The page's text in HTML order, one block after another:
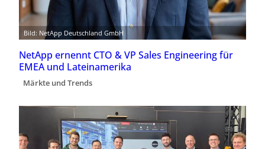
Bild: NetApp Deutschland GmbH
NetApp ernennt CTO & VP Sales Engineering für
EMEA und Lateinamerika
Märkte und Trends